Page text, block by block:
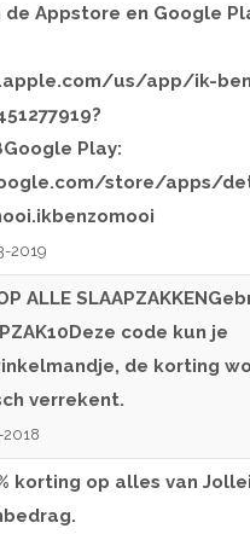
Appstore en Google
us/app/ik-
Play:
store/apps/
2019
ALLE
code kun je
de korting
verrekent.
2018
korting op alles van